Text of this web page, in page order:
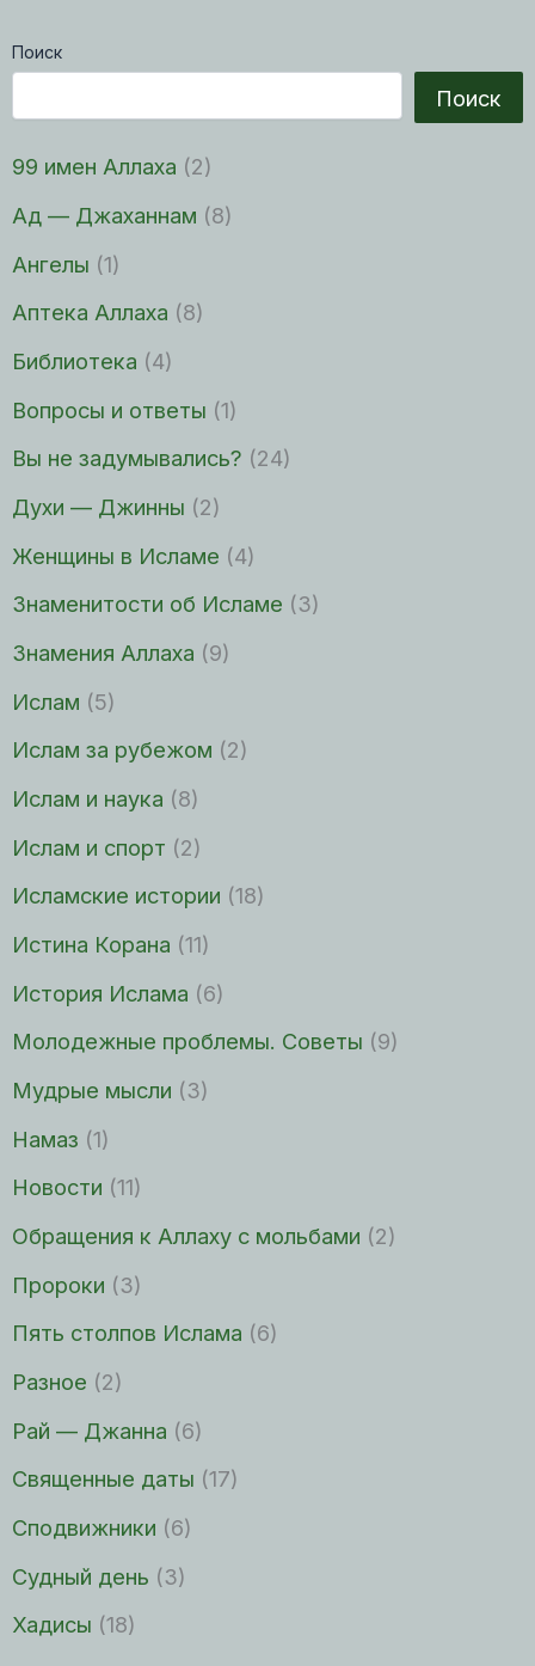
Поиск
Поиск
99 имен Аллаха (2)
Ад — Джаханнам (8)
Ангелы (1)
Аптека Аллаха (8)
Библиотека (4)
Вопросы и ответы (1)
Вы не задумывались? (24)
Духи — Джинны (2)
Женщины в Исламе (4)
Знаменитости об Исламе (3)
Знамения Аллаха (9)
Ислам (5)
Ислам за рубежом (2)
Ислам и наука (8)
Ислам и спорт (2)
Исламские истории (18)
Истина Корана (11)
История Ислама (6)
Молодежные проблемы. Советы (9)
Мудрые мысли (3)
Намаз (1)
Новости (11)
Обращения к Аллаху с мольбами (2)
Пророки (3)
Пять столпов Ислама (6)
Разное (2)
Рай — Джанна (6)
Священные даты (17)
Сподвижники (6)
Судный день (3)
Хадисы (18)